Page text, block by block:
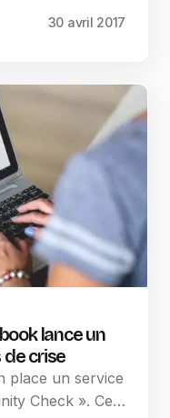
30 avril 2017
lance un
de crise
place un service
Check ». Ce…